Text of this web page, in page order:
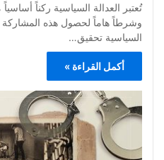
تُعتبر العدالة السياسية ركناً
وشرطاً هاماً لحصول هذه المشاركة
السياسية تحقيق…
أكمل القراءة »